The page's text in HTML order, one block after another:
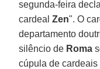
segunda-feira
cardealZen". O
departamento
silêncio de Roma
cúpula de